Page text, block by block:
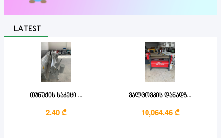
LATEST
თუნუქის საკეცი ...
2.40 ₾
ვალცოვკის დანადგ...
10,064.46 ₾